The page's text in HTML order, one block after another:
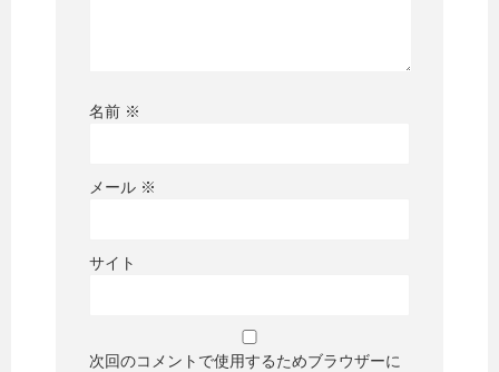
名前 ※
メール ※
サイト
次回のコメントで使用するためブラウザーに